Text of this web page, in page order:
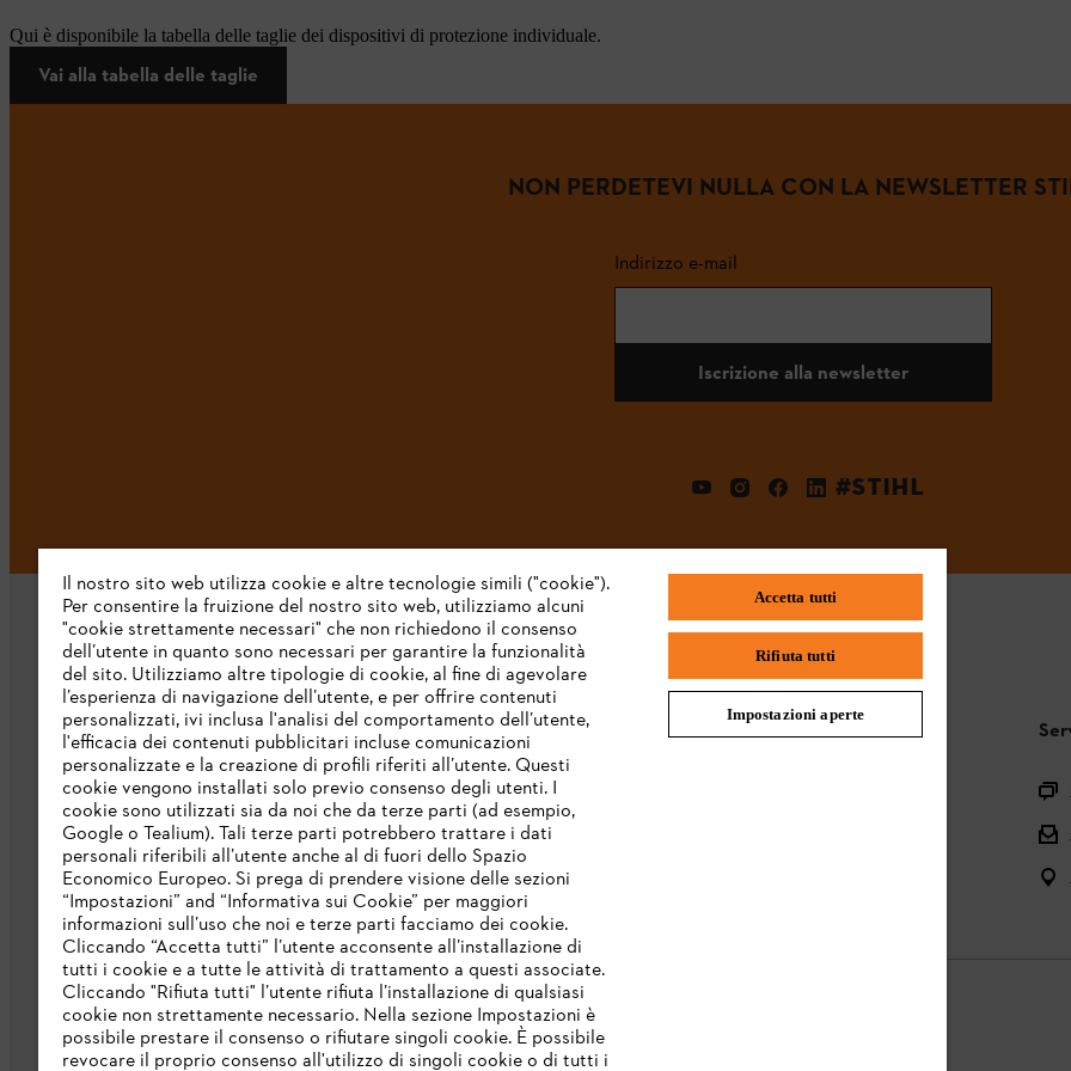
Qui è disponibile la tabella delle taglie dei dispositivi di protezione individuale.
Vai alla tabella delle taglie
NON PERDETEVI NULLA CON LA NEWSLETTER
Indirizzo e-mail
Iscrizione alla newsletter
#STIHL
L’azienda
Chi siamo
Scarica il catalogo
STIHL Integrity Line
STIHL FAQ
Termini e condizioni generali Privacy policy Note legali
Il nostro sito web utilizza cookie e altre tecnologie simili ("cookie").
Per consentire la fruizione del nostro sito web, utilizziamo alcuni
"cookie strettamente necessari" che non richiedono il consenso
dell’utente in quanto sono necessari per garantire la funzionalità
del sito. Utilizziamo altre tipologie di cookie, al fine di agevolare
l’esperienza di navigazione dell’utente, e per offrire contenuti
personalizzati, ivi inclusa l'analisi del comportamento dell’utente,
l'efficacia dei contenuti pubblicitari incluse comunicazioni
personalizzate e la creazione di profili riferiti all’utente. Questi
cookie vengono installati solo previo consenso degli utenti. I
cookie sono utilizzati sia da noi che da terze parti (ad esempio,
Google o Tealium). Tali terze parti potrebbero trattare i dati
personali riferibili all’utente anche al di fuori dello Spazio
Economico Europeo. Si prega di prendere visione delle sezioni
“Impostazioni” and “Informativa sui Cookie” per maggiori
informazioni sull’uso che noi e terze parti facciamo dei cookie.
Cliccando “Accetta tutti” l’utente acconsente all’installazione di
tutti i cookie e a tutte le attività di trattamento a questi associate.
Cliccando "Rifiuta tutti" l’utente rifiuta l’installazione di qualsiasi
cookie non strettamente necessario. Nella sezione Impostazioni è
possibile prestare il consenso o rifiutare singoli cookie. È possibile
revocare il proprio consenso all'utilizzo di singoli cookie o di tutti i
Accetta tutti
Rifiuta tutti
Impostazioni aperte